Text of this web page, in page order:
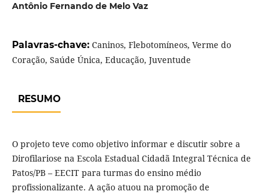
Antônio Fernando de Melo Vaz
Palavras-chave: Caninos, Flebotomíneos, Verme do
Coração, Saúde Única, Educação, Juventude
RESUMO
O projeto teve como objetivo informar e discutir sobre a
Dirofilariose na Escola Estadual Cidadã Integral Técnica de
Patos/PB – EECIT para turmas do ensino médio
profissionalizante. A ação atuou na promoção de